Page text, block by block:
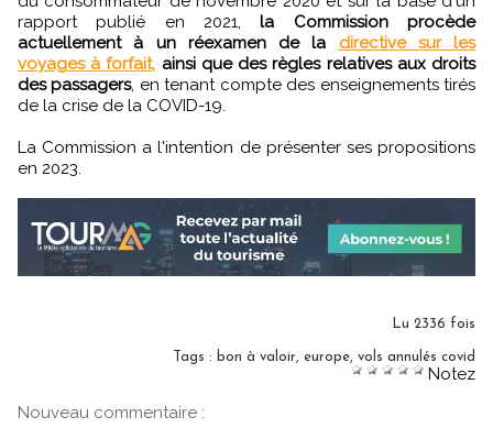
rapport publié en 2021,la Commission procède
actuellement à un réexamen de la
directive sur les
voyages à forfait, ainsi que des règles relatives aux droits
des passagers, en tenant compte des enseignements tirés
de la crise de la COVID-19.
La Commission a l'intention de présenter ses propositions
en 2023.
Lu 2336 fois
Tags : bon à valoir, europe, vols annulés covid
Notez
Nouveau commentaire :